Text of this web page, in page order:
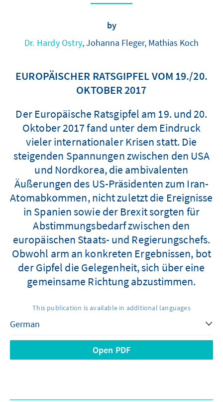
by
Dr. Hardy Ostry, Johanna Fleger, Mathias Koch
EUROPÄISCHER RATSGIPFEL VOM 19./20.
OKTOBER 2017
Der Europäische Ratsgipfel am 19. und 20.
Oktober 2017 fand unter dem Eindruck
vieler internationaler Krisen statt. Die
steigenden Spannungen zwischen den USA
und Nordkorea, die ambivalenten
Äußerungen des US-Präsidenten zum Iran-
Atomabkommen, nicht zuletzt die Ereignisse
in Spanien sowie der Brexit sorgten für
Abstimmungsbedarf zwischen den
europäischen Staats- und Regierungschefs.
Obwohl arm an konkreten Ergebnissen, bot
der Gipfel die Gelegenheit, sich über eine
gemeinsame Richtung abzustimmen.
This publication is available in additional languages
Open PDF